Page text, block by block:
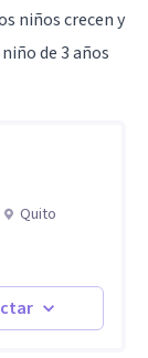
niños crecen y
de 3 años
Quito